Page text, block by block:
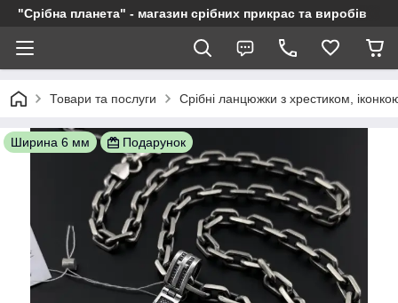
"Срібна планета" - магазин срібних прикрас та виробів
Товари та послуги Срібні ланцюжки з хрестиком,
Ширина 6 мм Подарунок